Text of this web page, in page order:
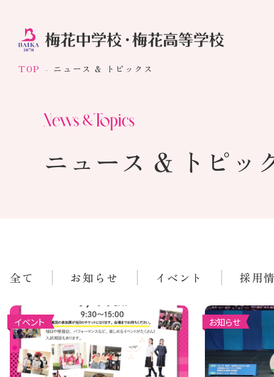
TOP ニュース & トピックス
ニュース & トピッ
全て お知らせ イベント 採用
イベント お知らせ